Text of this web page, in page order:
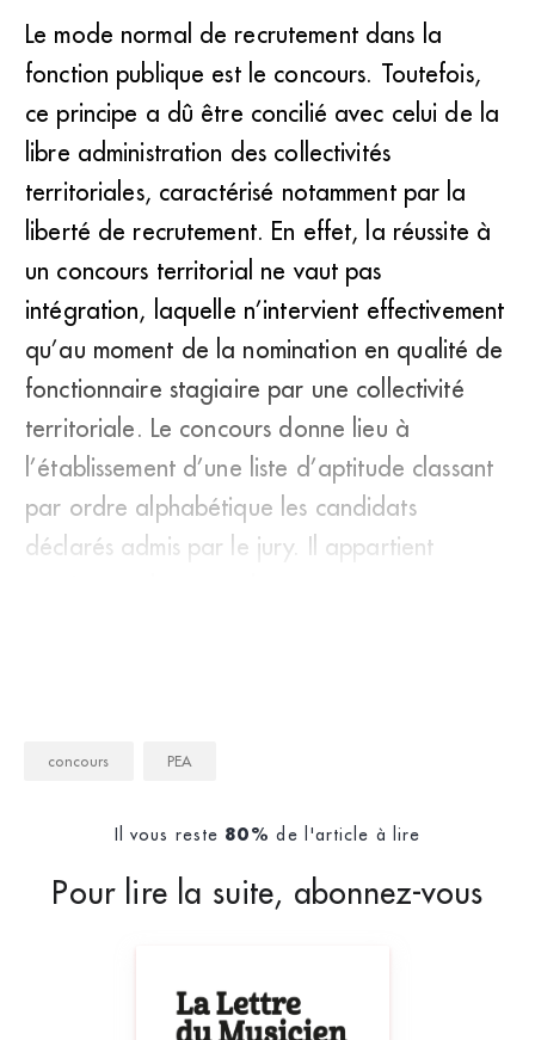
Le mode normal de recrutement dans la
fonction publique est le concours. Toutefois,
ce principe a dû être concilié avec celui de la
libre administration des collectivités
territoriales, caractérisé notamment par la
liberté de recrutement. En effet, la réussite à
un concours territorial ne vaut pas
intégration, laquelle n’intervient effectivement
qu’au moment de la nomination en qualité de
fonctionnaire stagiaire par une collectivité
territoriale. Le concours donne lieu à
l’établissement d’une liste d’aptitude classant
par ordre alphabétique les candidats
déclarés admis par le jury. Il appartient
concours PEA
Il vous reste 80% de l'article à lire
Pour lire la suite, abonnez-vous